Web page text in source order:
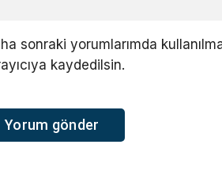
sonraki yorumlarımda
kaydedilsin.